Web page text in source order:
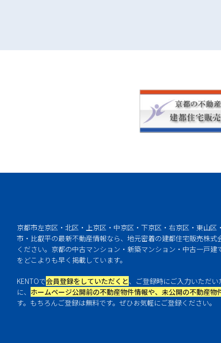
京都市左京区・北区・上京区・中京区・下京区・右京区・東山
市・比叡平の最新不動産情報なら、地元密着の建都住宅販売株式
ください。京都の中古マンション・新築マンション・中古一戸
をどこよりも早く掲載しています。
KENTOで会員登録をしていただくと、ご登録時にご入力いただ
に、 ホームページ公開前の不動産物件情報や、未公開の不動産物
す。もちろんご登録は無料です。ぜひお気軽にご登録ください。